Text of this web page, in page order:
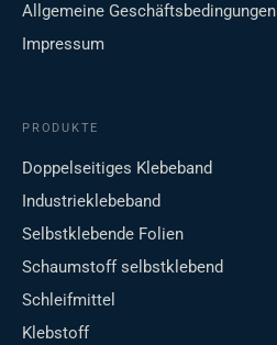
Allgemeine Geschäftsbedingungen
Impressum
PRODUKTE
Doppelseitiges Klebeband
Industrieklebeband
Selbstklebende Folien
Schaumstoff selbstklebend
Schleifmittel
Klebstoff